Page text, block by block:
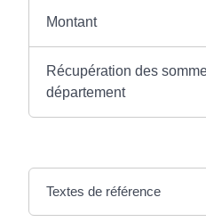
Montant
Récupération des
département
Textes de référence